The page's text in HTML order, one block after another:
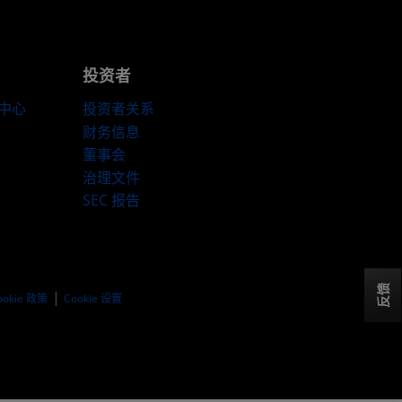
心
投资者
投资者关系
财务信息
董事会
治理文件
SEC 报告
政策 Cookie 设置 反馈